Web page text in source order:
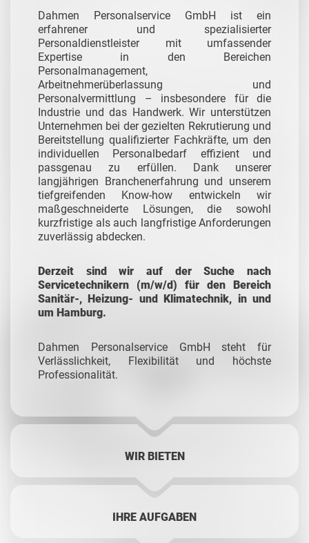
Dahmen Personalservice GmbH ist ein
erfahrener und spezialisierter
Personaldienstleister mit umfassender
Expertise in den Bereichen
Personalmanagement,
Arbeitnehmerüberlassung und
Personalvermittlung – insbesondere für die
Industrie und das Handwerk.Wir unterstützen
Unternehmen bei der gezielten Rekrutierung und
Bereitstellung qualifizierter Fachkräfte, um den
individuellen Personalbedarf effizient und
passgenau zu erfüllen. Dank unserer
langjährigen Branchenerfahrung und unserem
tiefgreifenden Know-how entwickeln wir
maßgeschneiderte Lösungen, die sowohl
kurzfristige als auch langfristige Anforderungen
zuverlässig abdecken.
Derzeit sind wir auf der Suche nach
Servicetechnikern (m/w/d) für den Bereich
Sanitär-, Heizung- und Klimatechnik, in und
um Hamburg.
Dahmen Personalservice GmbH steht für
Verlässlichkeit, Flexibilität und höchste
Professionalität.
WIR BIETEN
IHRE AUFGABEN